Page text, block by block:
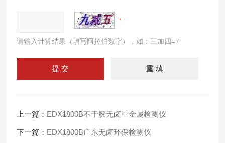
请输入计算结果（填写阿拉伯数字），如：三加四=7
上一篇： EDX1800B不干胶无卤重金属检测仪
下一篇： EDX1800B广东无卤环保检测仪